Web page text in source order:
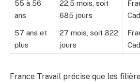
55 à 56
ans
22,5 mois, soit
685 jours
57 ans et
plus
27 mois, soit 822
jours
France Travail précise que les